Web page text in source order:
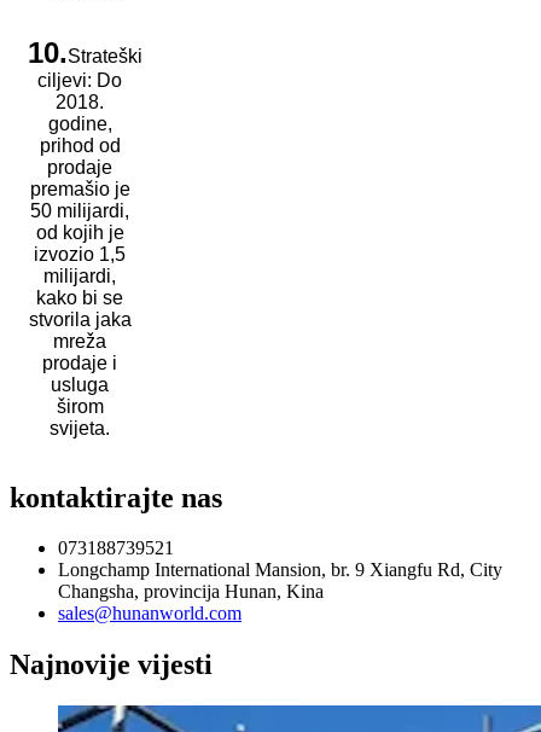
10.Strateški
ciljevi: Do
2018.
godine,
prihod od
prodaje
premašio je
50 milijardi,
od kojih je
izvozio 1,5
milijardi,
kako bi se
stvorila jaka
mreža
prodaje i
usluga
širom
svijeta.
kontaktirajte nas
073188739521
Longchamp International Mansion, br. 9 Xiangfu Rd, City
Changsha, provincija Hunan, Kina
sales@hunanworld.com
Najnovije vijesti